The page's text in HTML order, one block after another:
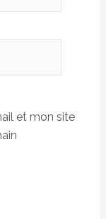
et mon site